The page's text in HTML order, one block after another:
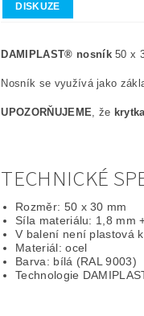
DISKUZE
DAMIPLAST® nosník50 x
Nosník se využívá jako
UPOZORŇUJEME, že
TECHNICKÉ
Rozměr: 50 x 30 mm
Síla materiálu: 1,8 mm
V balení není plastová
Materiál: ocel
Barva: bílá (RAL 9003)
Technologie